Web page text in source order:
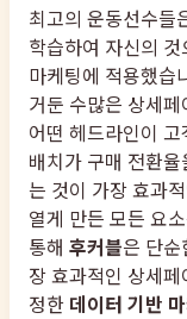
최고의 운동선수들
학습하여 자신의
마케팅에 적용했습
거둔 수많은 상세
어떤 헤드라인이
배치가 구매 전환
는 것이 가장 효과
열게 만든 모든 요
통해 후커블은 단
장 효과적인 상세
정한 데이터 기반